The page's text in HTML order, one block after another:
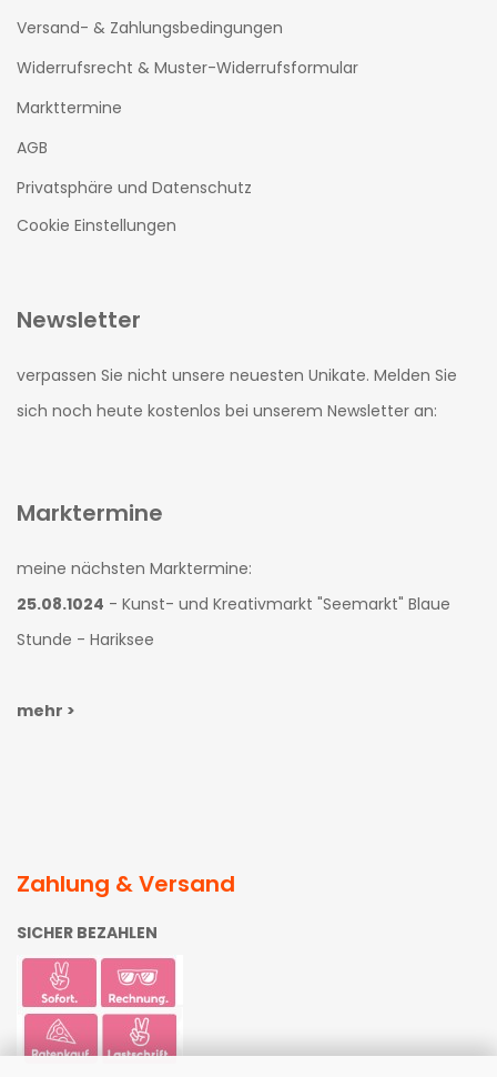
Versand- & Zahlungsbedingungen
Widerrufsrecht & Muster-Widerrufsformular
Markttermine
AGB
Privatsphäre und Datenschutz
Cookie Einstellungen
Newsletter
verpassen Sie nicht unsere neuesten Unikate. Melden Sie
sich noch heute kostenlos bei unserem Newsletter an:
Marktermine
meine nächsten Marktermine:
25.08.1024 - Kunst- und Kreativmarkt "Seemarkt" Blaue
Stunde - Hariksee
mehr >
Zahlung & Versand
SICHER BEZAHLEN